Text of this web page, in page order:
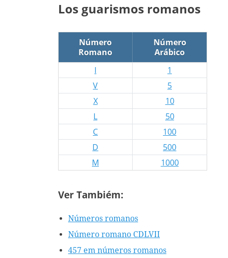
Los guarismos romanos
Número
Romano
Número
Arábico
I
1
V
5
X
10
L
50
C
100
D
500
M
1000
Ver Tambiém:
Números romanos
Número romano CDLVII
457 em números romanos